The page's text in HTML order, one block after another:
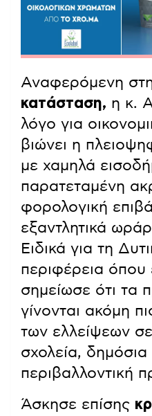
Αναφερόμενη
κατάσταση, η κ.
λόγο για
βιώνει η
με χαμηλά
παρατεταμένη
φορολογική
εξαντλητικά
Ειδικά για τη
περιφέρεια όπου
σημείωσε ότι τα
γίνονται ακόμη
των ελλείψεων
σχολεία, δημόσια
περιβαλλοντική
Άσκησε επίσης